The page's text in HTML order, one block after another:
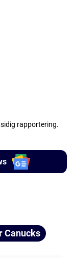
rapportering.
Canucks